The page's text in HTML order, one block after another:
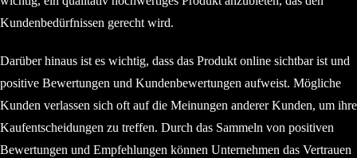
Kundenbedürfnissen gerecht wird.
Darüber hinaus ist es wichtig, dass das Produkt online sichtbar ist und
positive Bewertungen und Kundenbewertungen aufweist. Mögliche
Kunden verlassen sich oft auf die Meinungen anderer Kunden, um ihre
Kaufentscheidungen zu treffen. Durch das Sammeln von positiven
Bewertungen und Empfehlungen können Unternehmen das Vertrauen